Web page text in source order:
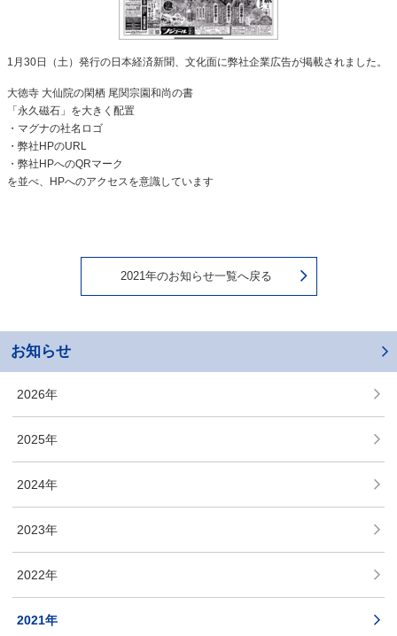
1月30日（土）発行の日本経済新聞、文化面に弊社企業広告が掲載されました。
大徳寺 大仙院の閑栖 尾関宗園和尚の書
「永久磁石」を大きく配置
・マグナの社名ロゴ
・弊社HPのURL
・弊社HPへのQRマーク
を並べ、HPへのアクセスを意識しています
2021年のお知らせ一覧へ戻る
お知らせ
2026年
2025年
2024年
2023年
2022年
2021年